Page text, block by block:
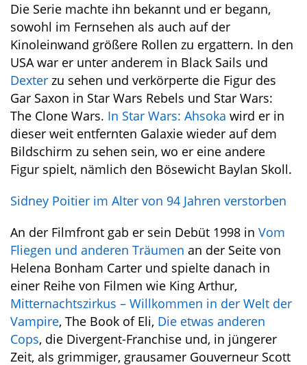
Die Serie machte ihn bekannt und er begann,
sowohl im Fernsehen als auch auf der
Kinoleinwand größere Rollen zu ergattern. In den
USA war er unter anderem in Black Sails und
Dexter zu sehen und verkörperte die Figur des
Gar Saxon in Star Wars Rebels und Star Wars:
The Clone Wars. In Star Wars: Ahsoka wird er in
dieser weit entfernten Galaxie wieder auf dem
Bildschirm zu sehen sein, wo er eine andere
Figur spielt, nämlich den Bösewicht Baylan Skoll.
Sidney Poitier im Alter von 94 Jahren verstorben
An der Filmfront gab er sein Debüt 1998 in Vom
Fliegen und anderen Träumen an der Seite von
Helena Bonham Carter und spielte danach in
einer Reihe von Filmen wie King Arthur,
Mitternachtszirkus – Willkommen in der Welt der
Vampire, The Book of Eli, Die etwas anderen
Cops, die Divergent-Franchise und, in jüngerer
Zeit, als grimmiger, grausamer Gouverneur Scott